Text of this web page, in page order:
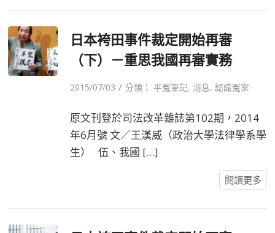
日本袴田事件裁定開始再審
（下）－重思我國再審實務
2015/07/03 / 分類：平冤筆記,消息,認識冤案
原文刊登於司法改革雜誌第102期，2014
年6月號 文／王漢威（政治大學法律學系學
生） 伍、我國 […]
閱讀更多